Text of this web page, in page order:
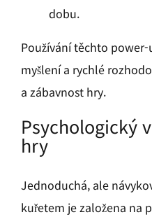
dobu.
Používání těchto
myšlení a rychlé
a zábavnost hry.
Psychologický
hry
Jednoduchá, ale
kuřetem je založena na